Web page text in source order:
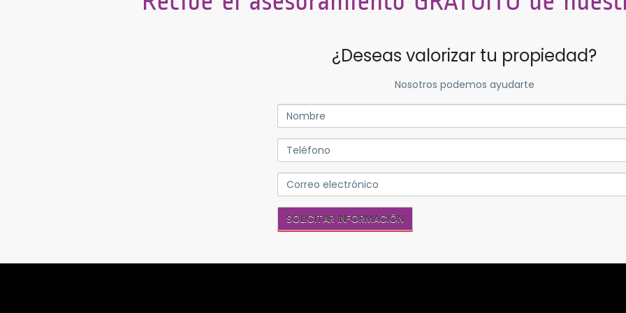
¿Deseas valorizar tu propiedad?
Nosotros podemos ayudarte